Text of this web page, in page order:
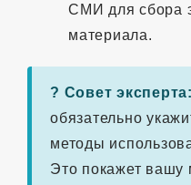
СМИ для сбора
материала.
? Совет эксперта:
обязательно
методы
Это покажет вашу